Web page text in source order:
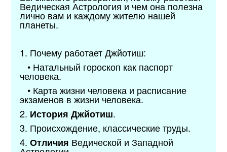
Ведическая Астрология и чем она полезна
лично вам и каждому жителю нашей
планеты.
1. Почему работает Джйотиш:
• Натальный гороскоп как паспорт
человека.
• Карта жизни человека и расписание
экзаменов в жизни человека.
2. История Джйотиш.
3. Происхождение, классические труды.
4.Отличия Ведической и Западной